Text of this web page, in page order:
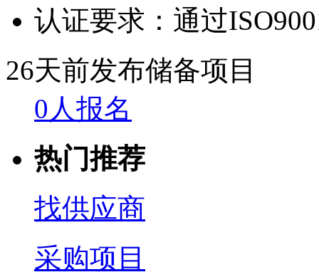
认证要求： 通过
26天前发布储备项目
0人报名
热门推荐
找供应商
采购项目